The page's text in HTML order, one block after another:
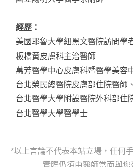
經歷：
美國耶魯大學紐黑文醫院訪問學
板橋黃皮膚科主治醫師
萬芳醫學中心皮膚科暨醫學美容
台北榮民總醫院皮膚部住院醫師
台北醫學大學附設醫院外科部住
台北醫學大學醫學士
*以上言論不代表本站立場，任何